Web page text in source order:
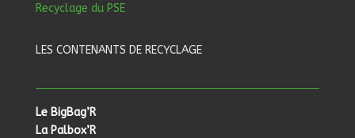
Recyclage du PSE
LES CONTENANTS DE RECYCLAGE
Le BigBag’R
La Palbox’R